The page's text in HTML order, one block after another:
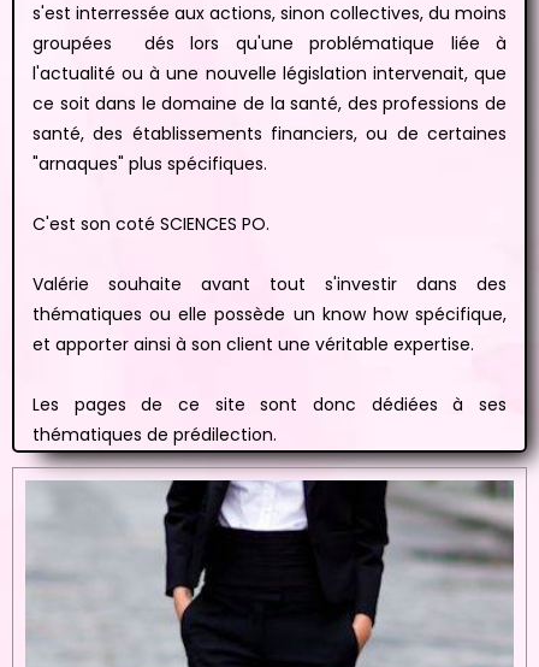
s'est interressée aux actions, sinon collectives, du moins
groupées dés lors qu'une problématique liée à
l'actualité ou à une nouvelle législation intervenait, que
ce soit dans le domaine de la santé, des professions de
santé, des établissements financiers, ou de certaines
"arnaques" plus spécifiques.
C'est son coté SCIENCES PO.
Valérie souhaite avant tout s'investir dans des
thématiques ou elle possède un know how spécifique,
et apporter ainsi à son client une véritable expertise.
Les pages de ce site sont donc dédiées à ses
thématiques de prédilection.